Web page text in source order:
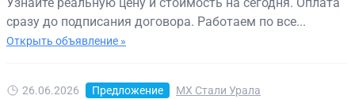
сразу до подписания договора. Работаем по все...
Открыть объявление »
26.06.2026 Предложение МХ Стали Урала